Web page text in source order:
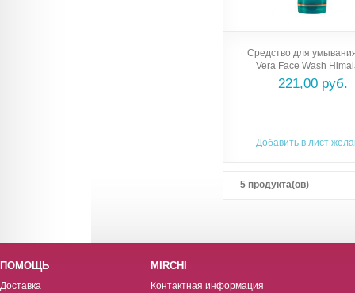
Средство для
Vera Face Wash
221,00 руб.
Добавить в лист
5 продукта(ов)
ПОМОЩЬ
Доставка
MIRCHI
Контактная информация